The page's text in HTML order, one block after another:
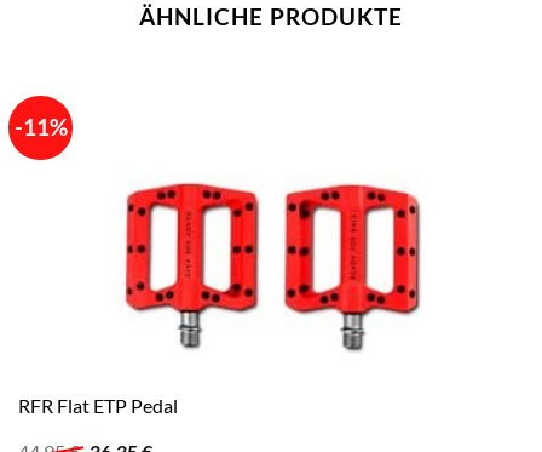
ÄHNLICHE PRODUKTE
-11%
RFR Flat ETP Pedal